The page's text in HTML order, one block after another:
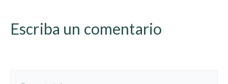
Escriba un comentario